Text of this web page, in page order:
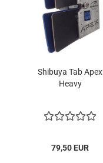
Shibuya Tab Apex
Heavy
79,50 EUR